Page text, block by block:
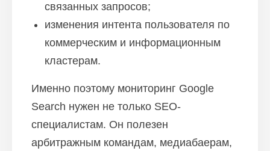
связанных запросов;
изменения интента пользователя по
коммерческим и информационным
кластерам.
Именно поэтому мониторинг Google
Search нужен не только SEO-
специалистам. Он полезен
арбитражным командам, медиабаерам,